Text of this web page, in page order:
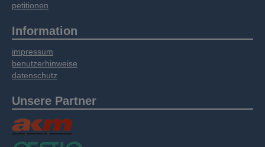
petitionen
Information
impressum
benutzerhinweise
datenschutz
Unsere Partner